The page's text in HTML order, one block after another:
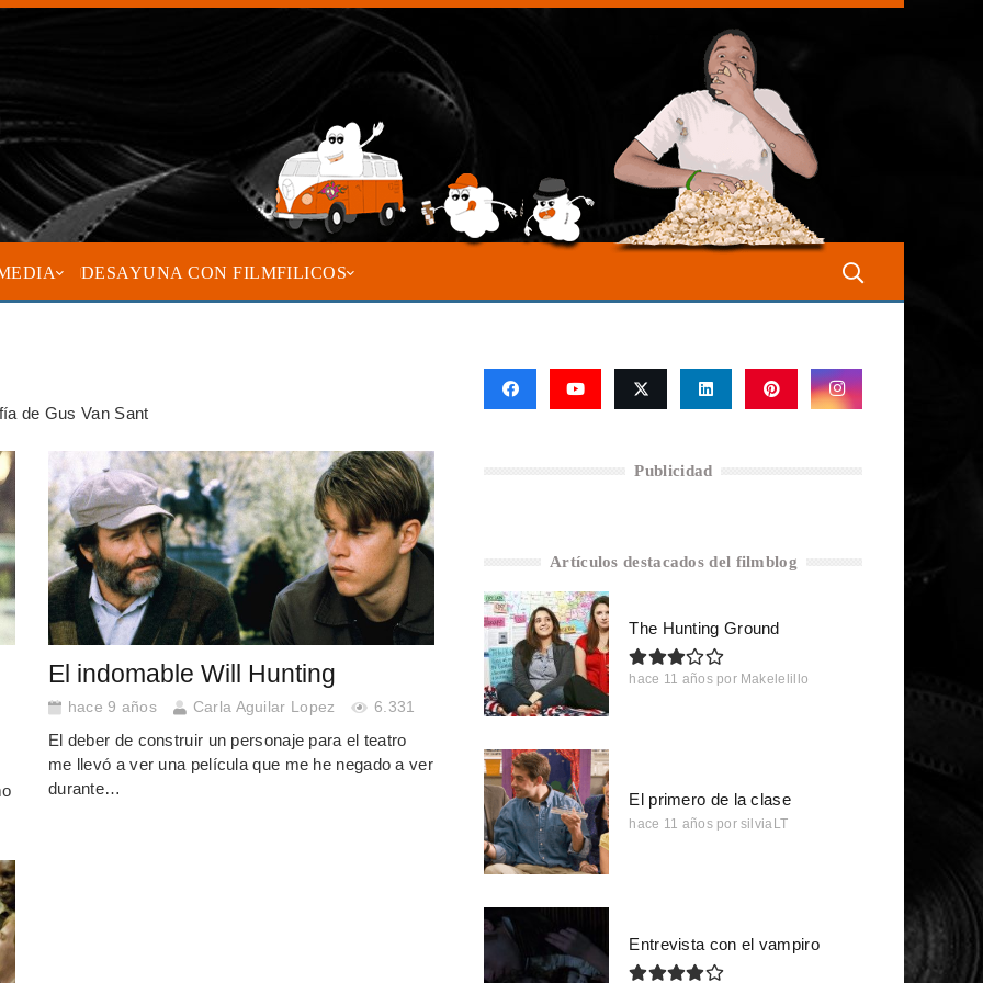
DESAYUNA CON FILMFILICOS
de Gus Van Sant
El indomable Will Hunting
hace 9 años Carla Aguilar Lopez 6.331
El deber de construir un personaje para el teatro
me llevó a ver una película que me he negado a ver
durante…
Publicidad
Artículos destacados del filmblog
The Hunting Ground
hace 11 años por Makelelillo
El primero de la clase
hace 11 años por silviaLT
Entrevista con el vampiro